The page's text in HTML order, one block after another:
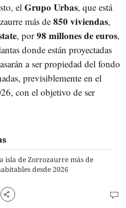
el Grupo Urbas, que está
más de 850 viviendas,
, por98 millones de euros,
donde están proyectadas
a ser propiedad del fondo
previsiblemente en el
con el objetivo de ser
isla de Zorrozaurre más de
desde 2026